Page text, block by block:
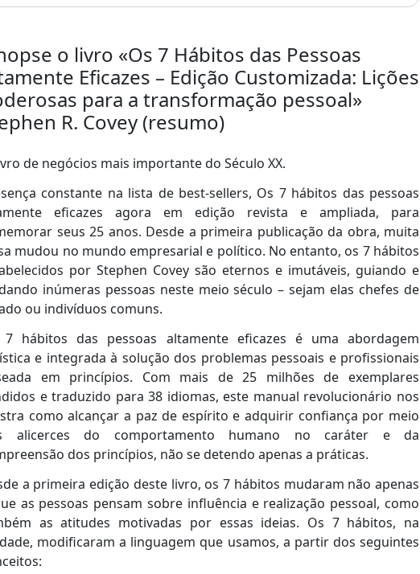
o livro «Os 7 Hábitos das Pessoas
Eficazes – Edição Customizada: Lições
para a transformação pessoal»
R. Covey (resumo)
de negócios mais importante do Século XX.
constante na lista de best-sellers, Os 7 hábitos das pessoas
eficazes agora em edição revista e ampliada, para
seus 25 anos. Desde a primeira publicação da obra, muita
mudou no mundo empresarial e político. No entanto, os 7 hábitos
por Stephen Covey são eternos e imutáveis, guiando e
inúmeras pessoas neste meio século – sejam elas chefes de
ou indivíduos comuns.
7 hábitos das pessoas altamente eficazes é uma abordagem
e integrada à solução dos problemas pessoais e profissionais
em princípios. Com mais de 25 milhões de exemplares
e traduzido para 38 idiomas, este manual revolucionário nos
como alcançar a paz de espírito e adquirir confiança por meio
alicerces do comportamento humano no caráter e da
dos princípios, não se detendo apenas a práticas.
a primeira edição deste livro, os 7 hábitos mudaram não apenas
as pessoas pensam sobre influência e realização pessoal, como
as atitudes motivadas por essas ideias. Os 7 hábitos, na
modificaram a linguagem que usamos, a partir dos seguintes